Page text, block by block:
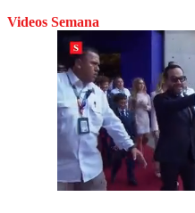
Videos Semana